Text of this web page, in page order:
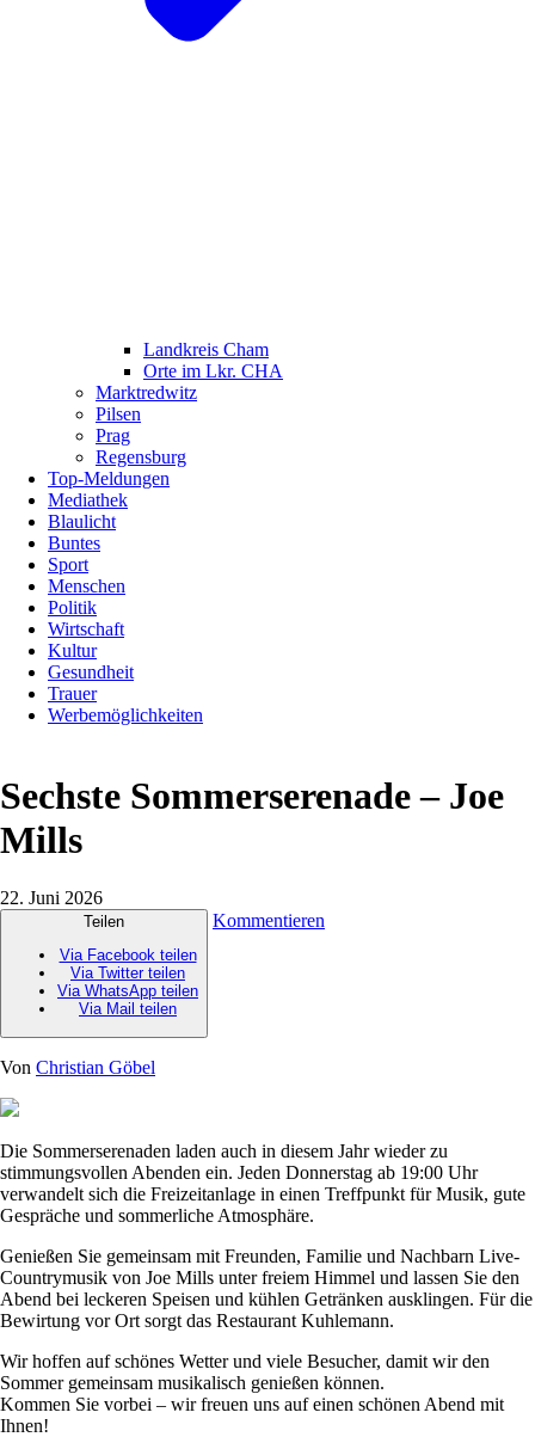
Landkreis Cham
Orte im Lkr. CHA
Marktredwitz
Pilsen
Prag
Regensburg
Top-Meldungen
Mediathek
Blaulicht
Buntes
Sport
Menschen
Politik
Wirtschaft
Kultur
Gesundheit
Trauer
Werbemöglichkeiten
Sechste Sommerserenade – Joe
Mills
22. Juni 2026
Teilen
Via Facebook teilen
Via Twitter teilen
Via WhatsApp teilen
Via Mail teilen
Kommentieren
Von Christian Göbel
Die Sommerserenaden laden auch in diesem Jahr wieder zu
stimmungsvollen Abenden ein. Jeden Donnerstag ab 19:00 Uhr
verwandelt sich die Freizeitanlage in einen Treffpunkt für Musik, gute
Gespräche und sommerliche Atmosphäre.
Genießen Sie gemeinsam mit Freunden, Familie und Nachbarn Live-
Countrymusik von Joe Mills unter freiem Himmel und lassen Sie den
Abend bei leckeren Speisen und kühlen Getränken ausklingen. Für die
Bewirtung vor Ort sorgt das Restaurant Kuhlemann.
Wir hoffen auf schönes Wetter und viele Besucher, damit wir den
Sommer gemeinsam musikalisch genießen können.
Kommen Sie vorbei – wir freuen uns auf einen schönen Abend mit
Ihnen!